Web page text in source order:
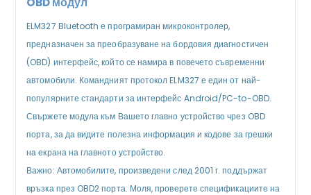
ELM327 Bluetooth е програмиран микроконтролер,
предназначен за преобразуване на бордовия диагностичен
(OBD) интерфейс, който се намира в повечето съвременни
автомобили. Командният протокол ELM327 е един от най-
популярните стандарти за интерфейс Android/PC-to-OBD.
Свържете модула към Вашето главно устройство чрез OBD
порта, за да видите полезна информация и кодове за грешки
на екрана на главното устройство.
Важно: Автомобилите, произведени след 2001 г. поддържат
връзка през OBD2 порта. Моля, проверете спецификациите на